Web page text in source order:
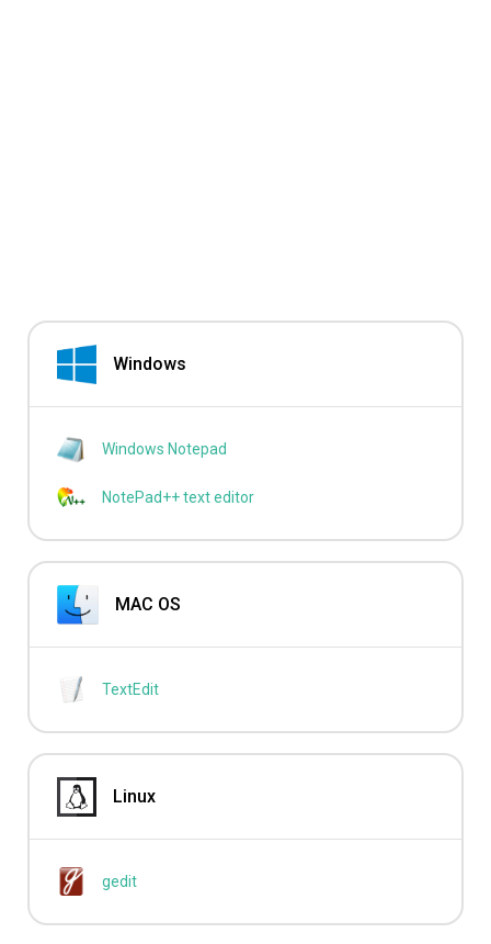
Windows
Windows Notepad
NotePad++ text editor
MAC OS
TextEdit
Linux
gedit